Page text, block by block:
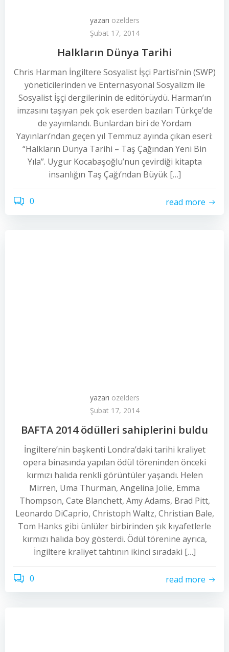
yazarı ozelders
Şubat 17, 2014
Halkların Dünya Tarihi
Chris Harman İngiltere Sosyalist İşçi Partisi’nin (SWP)
yöneticilerinden ve Enternasyonal Sosyalizm ile
Sosyalist İşçi dergilerinin de editörüydü. Harman’ın
imzasını taşıyan pek çok eserden bazıları Türkçe’de
de yayımlandı. Bunlardan biri de Yordam
Yayınları’ndan geçen yıl Temmuz ayında çıkan eseri:
“Halkların Dünya Tarihi – Taş Çağından Yeni Bin
Yıla”. Uygur Kocabaşoğlu’nun çevirdiği kitapta
insanlığın Taş Çağı’ndan Büyük […]
0 read more
yazarı ozelders
Şubat 17, 2014
BAFTA 2014 ödülleri sahiplerini buldu
İngiltere’nin başkenti Londra’daki tarihi kraliyet
opera binasında yapılan ödül töreninden önceki
kırmızı halıda renkli görüntüler yaşandı. Helen
Mirren, Uma Thurman, Angelina Jolie, Emma
Thompson, Cate Blanchett, Amy Adams, Brad Pitt,
Leonardo DiCaprio, Christoph Waltz, Christian Bale,
Tom Hanks gibi ünlüler birbirinden şık kıyafetlerle
kırmızı halıda boy gösterdi. Ödül törenine ayrıca,
İngiltere kraliyet tahtının ikinci sıradaki […]
0 read more